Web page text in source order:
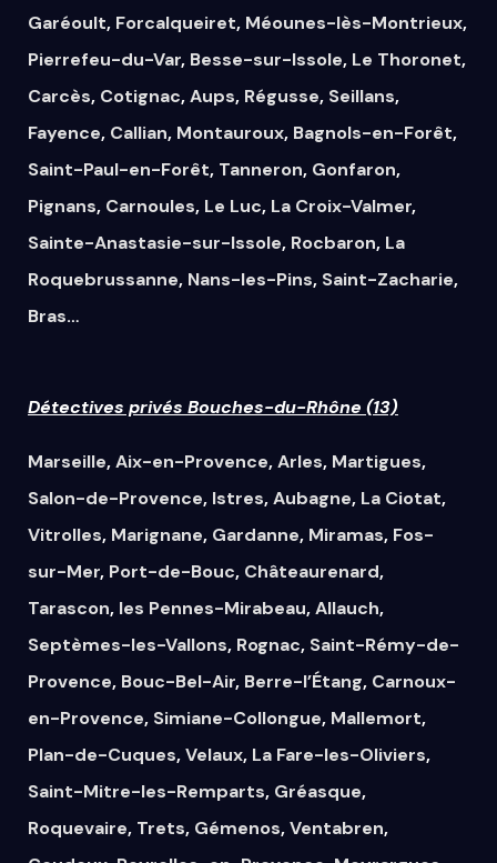
Garéoult, Forcalqueiret, Méounes-lès-Montrieux,
Pierrefeu-du-Var, Besse-sur-Issole, Le Thoronet,
Carcès, Cotignac,Aups, Régusse, Seillans,
Fayence, Callian, Montauroux, Bagnols-en-Forêt,
Saint-Paul-en-Forêt, Tanneron, Gonfaron,
Pignans, Carnoules, Le Luc, La Croix-Valmer,
Sainte-Anastasie-sur-Issole, Rocbaron, La
Roquebrussanne, Nans-les-Pins, Saint-Zacharie,
Bras…
Détectives privés Bouches-du-Rhône (13)
Marseille,Aix-en-Provence,Arles, Martigues,
Salon-de-Provence, Istres,Aubagne, La Ciotat,
Vitrolles, Marignane, Gardanne, Miramas, Fos-
sur-Mer, Port-de-Bouc, Châteaurenard,
Tarascon, les Pennes-Mirabeau,Allauch,
Septèmes-les-Vallons, Rognac, Saint-Rémy-de-
Provence, Bouc-Bel-Air, Berre-l’Étang, Carnoux-
en-Provence, Simiane-Collongue, Mallemort,
Plan-de-Cuques,Velaux, La Fare-les-Oliviers,
Saint-Mitre-les-Remparts, Gréasque,
Roquevaire, Trets, Gémenos,Ventabren,